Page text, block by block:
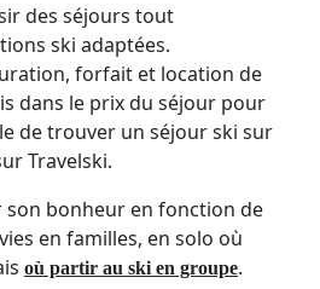
des séjours tout
ski adaptées.
forfait et location de
dans le prix du séjour pour
de trouver un séjour ski sur
Travelski.
son bonheur en fonction de
en familles, en solo où
où partir au ski en groupe.